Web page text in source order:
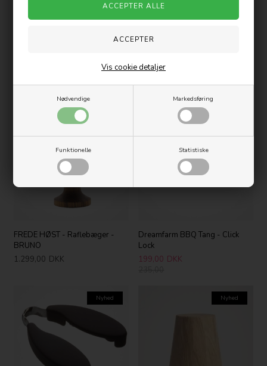
Nødvendige Markedsføring
Funktionelle Statistiske
Vis cookie detaljer
Barcraft Dobbelt Shot Måler -
FREDE HØST - Raflebæger -
FREDE HØST - Raflebæger -
BRUNO
1.299,00 DKK
Dreamfarm BBQ Tang - Click
Lock
199,00 DKK
Nyhed Nyhed